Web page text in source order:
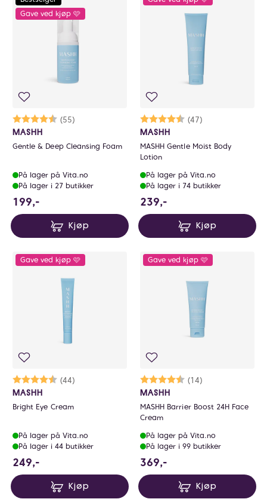
to PLAY.
Gave ved kjøp 🩷
Karakter:
(55)
4.6 av 5 mulige
MASHH
Gentle & Deep Cleansing Foam
På lager på Vita.no
På lager i 27 butikker
199,-
Kjøp
Karakter:
(47)
4.5 av 5 mulige
MASHH
MASHH Gentle Moist Body
Lotion
På lager på Vita.no
På lager i 74 butikker
239,-
Kjøp
Gave ved kjøp 🩷
Karakter:
(44)
4.5 av 5 mulige
MASHH
Bright Eye Cream
På lager på Vita.no
På lager i 44 butikker
249,-
Kjøp
Gave ved kjøp 🩷
Karakter:
(14)
4.3 av 5 mulige
MASHH
MASHH Barrier Boost 24H Face
Cream
På lager på Vita.no
På lager i 99 butikker
369,-
Kjøp